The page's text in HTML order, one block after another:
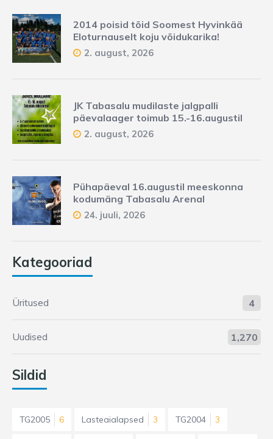
2014 poisid tõid Soomest Hyvinkää
Eloturnauselt koju võidukarika!
2. august, 2026
JK Tabasalu mudilaste jalgpalli
päevalaager toimub 15.-16.augustil
2. august, 2026
Pühapäeval 16.augustil meeskonna
kodumäng Tabasalu Arenal
24. juuli, 2026
Kategooriad
Üritused 4
Uudised 1,270
Sildid
TG2005 6 Lasteaialapsed 3 TG2004 3